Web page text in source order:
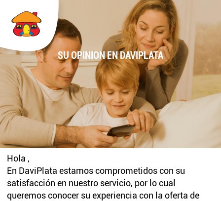
SU OPINION EN DAVIPLATA
Hola ,
En DaviPlata estamos comprometidos con su
satisfacción en nuestro servicio, por lo cual
queremos conocer su experiencia con la oferta de